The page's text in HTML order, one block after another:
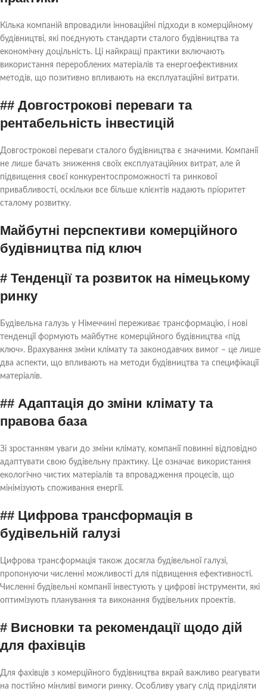
Кілька компаній впровадили інноваційні підходи в комерційному
будівництві, які поєднують стандарти сталого будівництва та
економічну доцільність. Ці найкращі практики включають
використання перероблених матеріалів та енергоефективних
методів, що позитивно впливають на експлуатаційні витрати.
## Довгострокові переваги та
рентабельність інвестицій
Довгострокові переваги сталого будівництва є значними. Компанії
не лише бачать зниження своїх експлуатаційних витрат, але й
підвищення своєї конкурентоспроможності та ринкової
привабливості, оскільки все більше клієнтів надають пріоритет
сталому розвитку.
Майбутні перспективи комерційного
будівництва під ключ
# Тенденції та розвиток на німецькому
ринку
Будівельна галузь у Німеччині переживає трансформацію, і нові
тенденції формують майбутнє комерційного будівництва «під
ключ». Врахування зміни клімату та законодавчих вимог – це лише
два аспекти, що впливають на методи будівництва та специфікації
матеріалів.
## Адаптація до зміни клімату та
правова база
Зі зростанням уваги до зміни клімату, компанії повинні відповідно
адаптувати свою будівельну практику. Це означає використання
екологічно чистих матеріалів та впровадження процесів, що
мінімізують споживання енергії.
## Цифрова трансформація в
будівельній галузі
Цифрова трансформація також досягла будівельної галузі,
пропонуючи численні можливості для підвищення ефективності.
Численні будівельні компанії інвестують у цифрові інструменти, які
оптимізують планування та виконання будівельних проектів.
# Висновки та рекомендації щодо дій
для фахівців
Для фахівців з комерційного будівництва вкрай важливо реагувати
на постійно мінливі вимоги ринку. Особливу увагу слід приділяти